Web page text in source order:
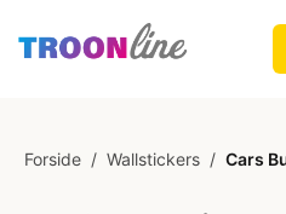
Forside / Wallstickers / Cars